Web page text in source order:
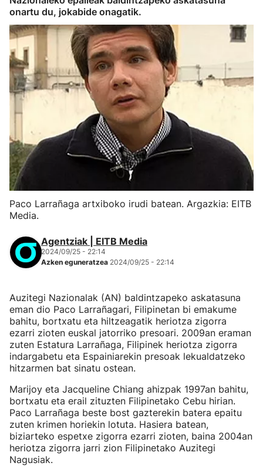
onartu du, jokabide onagatik.
Paco Larrañaga artxiboko irudi batean. Argazkia: EITB
Media.
Agentziak | EITB Media
2024/09/25 - 22:14
Azken eguneratzea 2024/09/25 - 22:14
Auzitegi Nazionalak (AN) baldintzapeko askatasuna
eman dio Paco Larrañagari, Filipinetan bi emakume
bahitu, bortxatu eta hiltzeagatik heriotza zigorra
ezarri zioten euskal jatorriko presoari. 2009an eraman
zuten Estatura Larrañaga, Filipinek heriotza zigorra
indargabetu eta Espainiarekin presoak lekualdatzeko
hitzarmen bat sinatu ostean.
Marijoy eta Jacqueline Chiang ahizpak 1997an bahitu,
bortxatu eta erail zituzten Filipinetako Cebu hirian.
Paco Larrañaga beste bost gazterekin batera epaitu
zuten krimen horiekin lotuta. Hasiera batean,
biziarteko espetxe zigorra ezarri zioten, baina 2004an
heriotza zigorra jarri zion Filipinetako Auzitegi
Nagusiak.